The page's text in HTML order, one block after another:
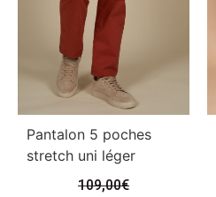
Pantalon 5 poches
stretch uni léger
109,00€